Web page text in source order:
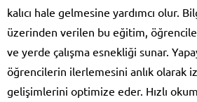
kalıcı hale gelmesine yardımcı olur.
üzerinden verilen bu eğitim,
ve yerde çalışma esnekliği sunar.
öğrencilerin ilerlemesini anlık olarak
gelişimlerini optimize eder. Hızlı